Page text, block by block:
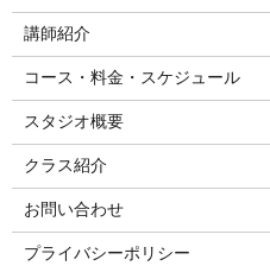
講師紹介
コース・料金・スケジュール
スタジオ概要
クラス紹介
お問い合わせ
プライバシーポリシー